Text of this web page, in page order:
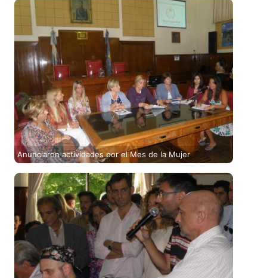
Anunciaron actividades por el Mes de la Mujer